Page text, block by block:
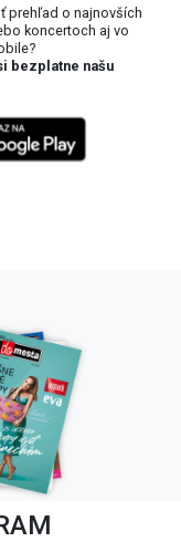
prehľad o najnovších
koncertoch aj vo
bezplatne našu